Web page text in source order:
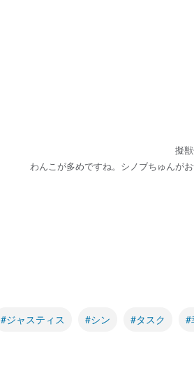
擬
わんこが多めですね。シノブちゅんがお
#ジャスティス #シン #タスク #